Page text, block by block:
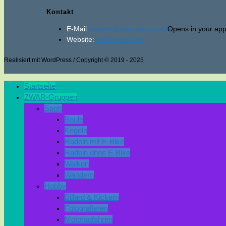
Kontakt
E-Mail:internet@zwar-werne.deOpens in your
Website: zwar-werne.de
Realisiert mit WordPress / Copyright © 2019 - 2025
Startseite
ZWAR-Gruppen
Sport
Boule
Kegeln
Radeln mit E-Bike
Radeln ohne E-Bike
Walken
Wandern
Hobby
Billard & Kickern
Fotografieren
Motoradfahren